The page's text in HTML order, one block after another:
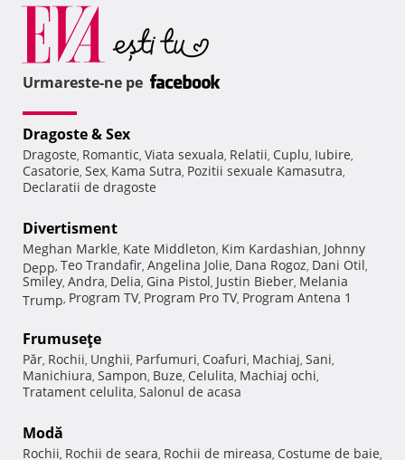
Urmareste-ne pe
Dragoste & Sex
Dragoste, Romantic, Viata sexuala, Relatii, Cuplu, Iubire,
Casatorie, Sex, Kama Sutra, Pozitii sexuale Kamasutra,
Declaratii de dragoste
Divertisment
Meghan Markle, Kate Middleton, Kim Kardashian, Johnny
Depp, Teo Trandafir, Angelina Jolie, Dana Rogoz, Dani Otil,
Smiley, Andra, Delia, Gina Pistol, Justin Bieber, Melania
Trump, Program TV, Program Pro TV, Program Antena 1
Frumuseţe
Păr, Rochii, Unghii, Parfumuri, Coafuri, Machiaj, Sani,
Manichiura, Sampon, Buze, Celulita, Machiaj ochi,
Tratament celulita, Salonul de acasa
Modă
Rochii, Rochii de seara, Rochii de mireasa, Costume de baie,